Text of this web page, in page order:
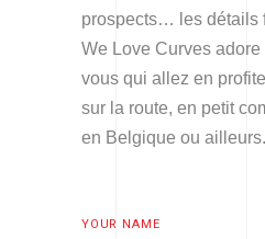
prospects… les détails
We Love Curves adore
vous qui allez en
sur la route, en petit
en Belgique ou ailleurs.
YOUR NAME